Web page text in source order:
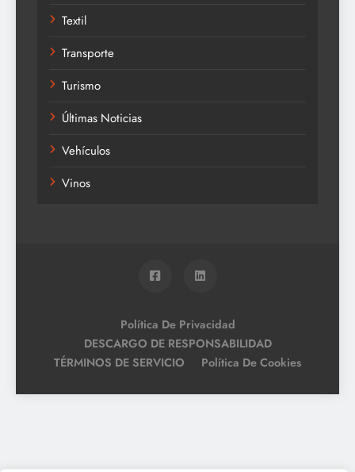
Textil
Transporte
Turismo
Últimas Noticias
Vehículos
Vinos
Política De Privacidad
DESCARGO DE RESPONSABILIDAD
TÉRMINOS DE SERVICIO
Política De Cookies